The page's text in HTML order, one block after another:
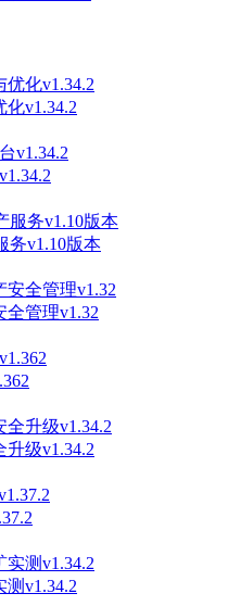
化v1.34.2
务v1.10版本
全管理v1.32
升级v1.34.2
测v1.34.2